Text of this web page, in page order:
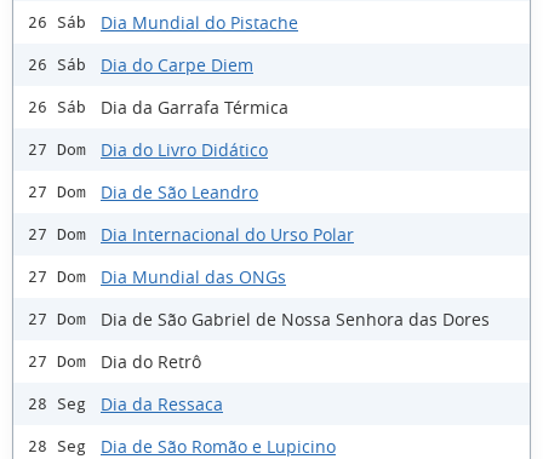
26 Sáb Dia Mundial do Pistache
26 Sáb Dia do Carpe Diem
26 Sáb Dia da Garrafa Térmica
27 Dom Dia do Livro Didático
27 Dom Dia de São Leandro
27 Dom Dia Internacional do Urso Polar
27 Dom Dia Mundial das ONGs
27 Dom Dia de São Gabriel de Nossa Senhora das Dores
27 Dom Dia do Retrô
28 Seg Dia da Ressaca
28 Seg Dia de São Romão e Lupicino